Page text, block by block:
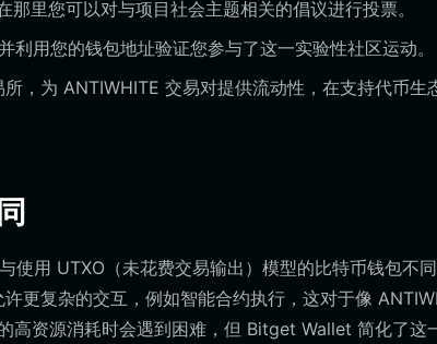
里您可以对与项目社会主题相关的倡议进行投票。
用您的钱包地址验证您参与了这一实验性社区运动。
，为 ANTIWHITE 交易对提供流动性，在支持代币生
用 UTXO（未花费交易输出）模型的比特币钱包不同
更复杂的交互，例如智能合约执行，这对于像
高资源消耗时会遇到困难，但 Bitget Wallet 简化了这